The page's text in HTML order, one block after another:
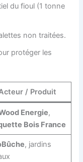
du fioul (1 tonne
non traitées.
protéger les
/ Produit
Energie,
Bois France
, jardins